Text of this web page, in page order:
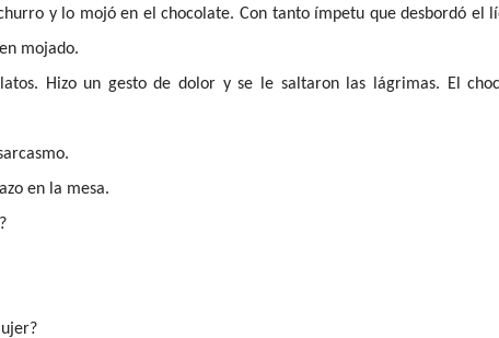
y lo mojó en el chocolate. Con tanto ímpetu que desbordó el
mojado.
Hizo un gesto de dolor y se le saltaron las lágrimas. El
en la mesa.